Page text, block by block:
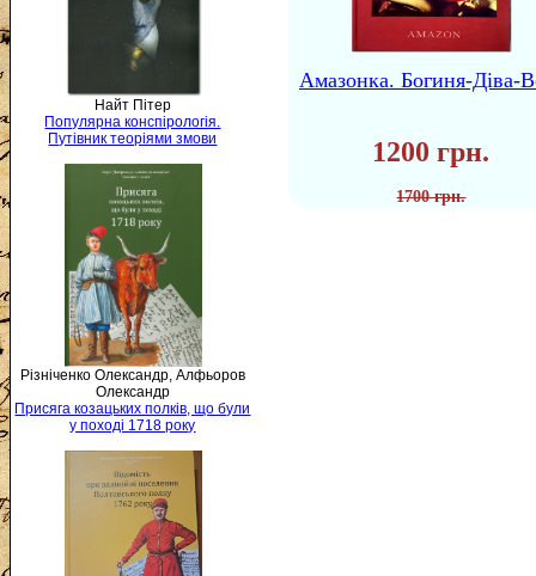
Найт Пітер
Популярна конспірологія.
Путівник теоріями змови
Різніченко Олександр, Алфьоров
Олександр
Присяга козацьких полків, що були
у поході 1718 року
Амазонка. Богиня-Діва-
1200 грн.
1700 грн.